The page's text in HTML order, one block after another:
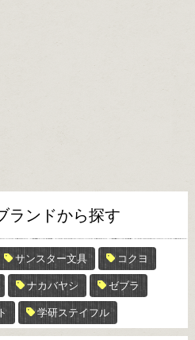
ランドから探す
サンスター文具 コクヨ
ナカバヤシ ゼブラ
学研ステイフル